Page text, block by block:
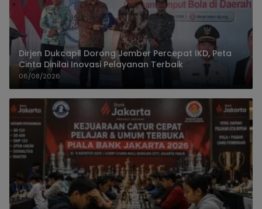
Dirjen Dukcapil Dorong Jember Percepat IKD, Peta
Cinta Dinilai Inovasi Pelayanan Terbaik
06/08/2026